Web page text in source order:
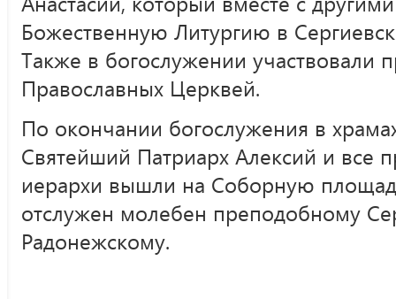
Божественную Литургию в
Также в богослужении участвовали
Православных Церквей.
По окончании богослужения в
Святейший Патриарх Алексий и все
иерархи вышли на Соборную
отслужен молебен преподобному
Радонежскому.